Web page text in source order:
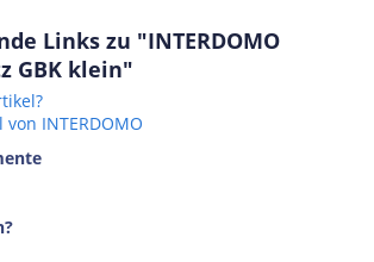
Links zu "INTERDOMO
GBK klein"
INTERDOMO